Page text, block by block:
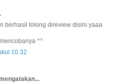
berhasil tolong direview disini yaaa
^^
10.32